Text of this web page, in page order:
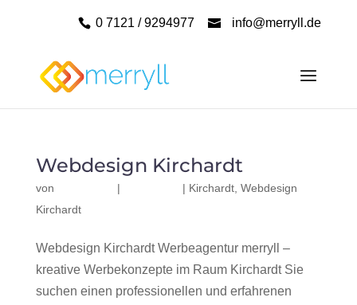
0 7121 / 9294977 info@merryll.de
Webdesign Kirchardt
von | | Kirchardt, Webdesign
Kirchardt
Webdesign Kirchardt Werbeagentur merryll –
kreative Werbekonzepte im Raum Kirchardt Sie
suchen einen professionellen und erfahrenen